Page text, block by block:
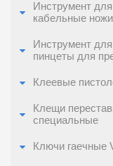
Инструмент
кабельные
Инструмент
пинцеты для
Клеевые
Клещи
специальные
Ключи гаечные